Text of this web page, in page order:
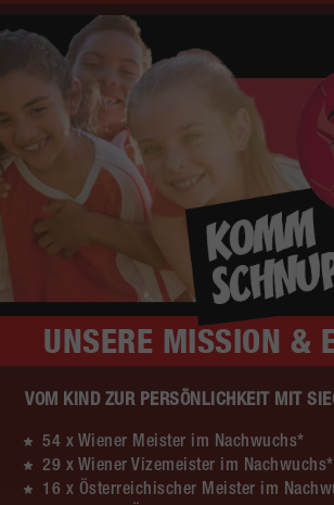
UNSERE MISSION &
VOM KIND ZUR PERSÖNLICHKEIT MIT
54 x Wiener Meister im Nachwuchs*
29 x Wiener Vizemeister im Nachwuchs*
16 x Österreichischer Meister im